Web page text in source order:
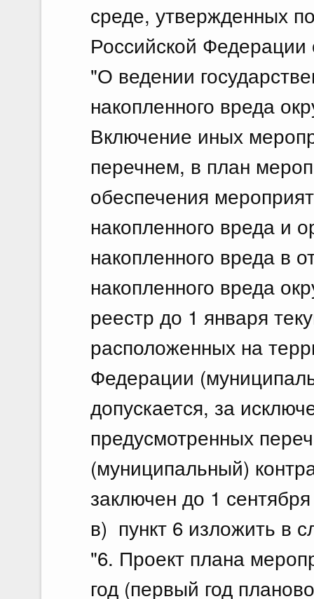
среде, утвержденных
Российской
"О ведении
накопленного вреда
Включение иных
перечнем, в план
обеспечения
накопленного вреда и
накопленного вреда в
накопленного вреда
реестр до 1 января
расположенных на
Федерации
допускается, за
предусмотренных
(муниципальный)
заключен до 1
в) пункт 6 изложить в
"6. Проект плана
год (первый год
18
18
О